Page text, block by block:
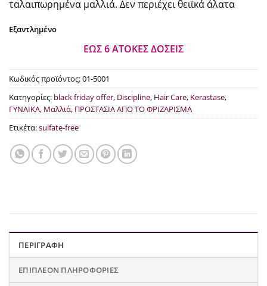
ταλαιπωρημένα μαλλιά. Δεν περιέχει θειϊκά άλατα
Εξαντλημένο
ΕΩΣ 6 ΑΤΟΚΕΣ ΔΟΣΕΙΣ
Κωδικός προϊόντος:01-5001
Κατηγορίες: black friday offer, Discipline, Hair Care, Kerastase,
ΓΥΝΑΙΚΑ, Μαλλιά, ΠΡΟΣΤΑΣΙΑ ΑΠΟ ΤΟ ΦΡΙΖΑΡΙΣΜΑ
Ετικέτα:sulfate-free
ΠΕΡΙΓΡΑΦΉ
ΕΠΙΠΛΈΟΝ ΠΛΗΡΟΦΟΡΊΕΣ